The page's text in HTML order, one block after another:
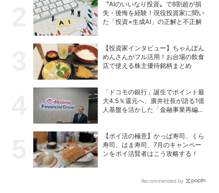
〝AIのいいなり投資〟で8割超が損
失・後悔を経験！現役投資家に聞い
た「投資×生成AI」の正解と不正解
【投資家インタビュー】ちゃんぽん
めんさんがフル活用！お台場の飲食
店で使える株主優待銘柄まとめ
「ドコモの銀行」誕生でポイント最
大4.5％還元へ、廣井社長が語る1億
人基盤を活かした「金融事業再編」
【ポイ活の極意】かっぱ寿司、くら
寿司、はま寿司、7月のキャンペー
ンをポイ活賢者はこう攻略する！
Recommended by